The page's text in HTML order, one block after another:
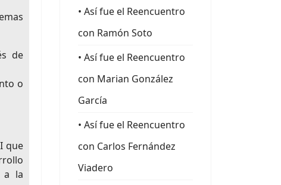
de
o
que
a la
• Así fue el Reencuentro
con Ramón Soto
• Así fue el Reencuentro
con Marian González
García
• Así fue el Reencuentro
con Carlos Fernández
Viadero